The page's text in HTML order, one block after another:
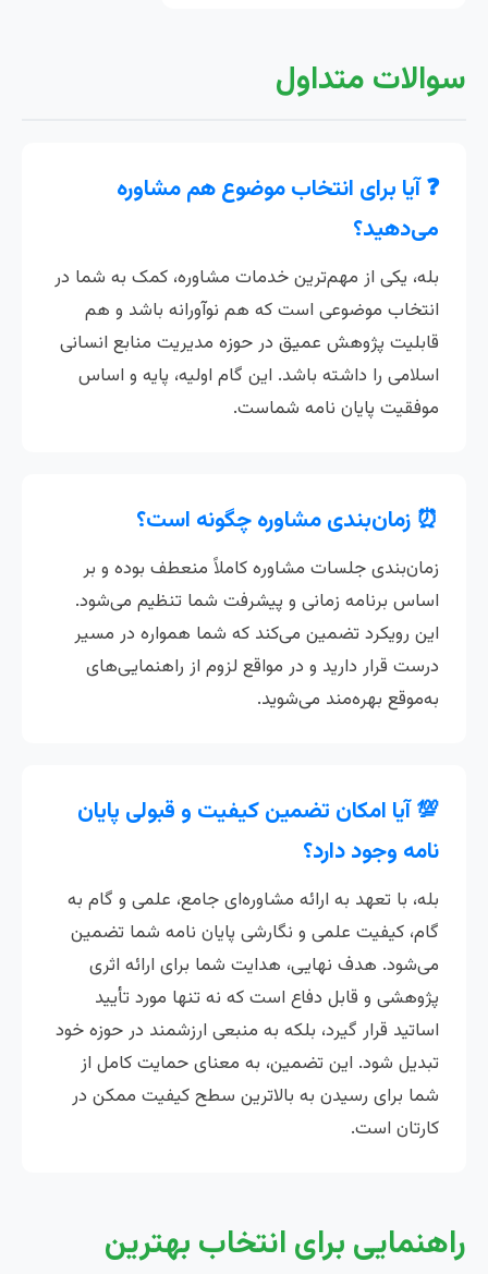
سوالات متداول
❓ آیا برای انتخاب موضوع هم مشاوره
می‌دهید؟
بله، یکی از مهم‌ترین خدمات مشاوره، کمک به شما در
انتخاب موضوعی است که هم نوآورانه باشد و هم
قابلیت پژوهش عمیق در حوزه مدیریت منابع انسانی
اسلامی را داشته باشد. این گام اولیه، پایه و اساس
موفقیت پایان نامه شماست.
⏰ زمان‌بندی مشاوره چگونه است؟
زمان‌بندی جلسات مشاوره کاملاً منعطف بوده و بر
اساس برنامه زمانی و پیشرفت شما تنظیم می‌شود.
این رویکرد تضمین می‌کند که شما همواره در مسیر
درست قرار دارید و در مواقع لزوم از راهنمایی‌های
به‌موقع بهره‌مند می‌شوید.
💯 آیا امکان تضمین کیفیت و قبولی پایان
نامه وجود دارد؟
بله، با تعهد به ارائه مشاوره‌ای جامع، علمی و گام به
گام، کیفیت علمی و نگارشی پایان نامه شما تضمین
می‌شود. هدف نهایی، هدایت شما برای ارائه اثری
پژوهشی و قابل دفاع است که نه تنها مورد تأیید
اساتید قرار گیرد، بلکه به منبعی ارزشمند در حوزه خود
تبدیل شود. این تضمین، به معنای حمایت کامل از
شما برای رسیدن به بالاترین سطح کیفیت ممکن در
کارتان است.
راهنمایی برای انتخاب بهترین